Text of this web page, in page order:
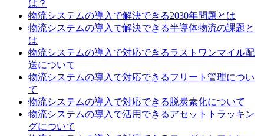
は？
物流システムの導入で解決できる2030年問題とは
物流システムの導入で解決できる半導体物流の課題と
は
物流システムの導入で対応できるラストワンマイル配
送について
物流システムの導入で対応できるフリート管理につい
て
物流システムの導入で対応できる脱炭素化について
物流システムの導入で活用できるアセットトラッキン
グについて